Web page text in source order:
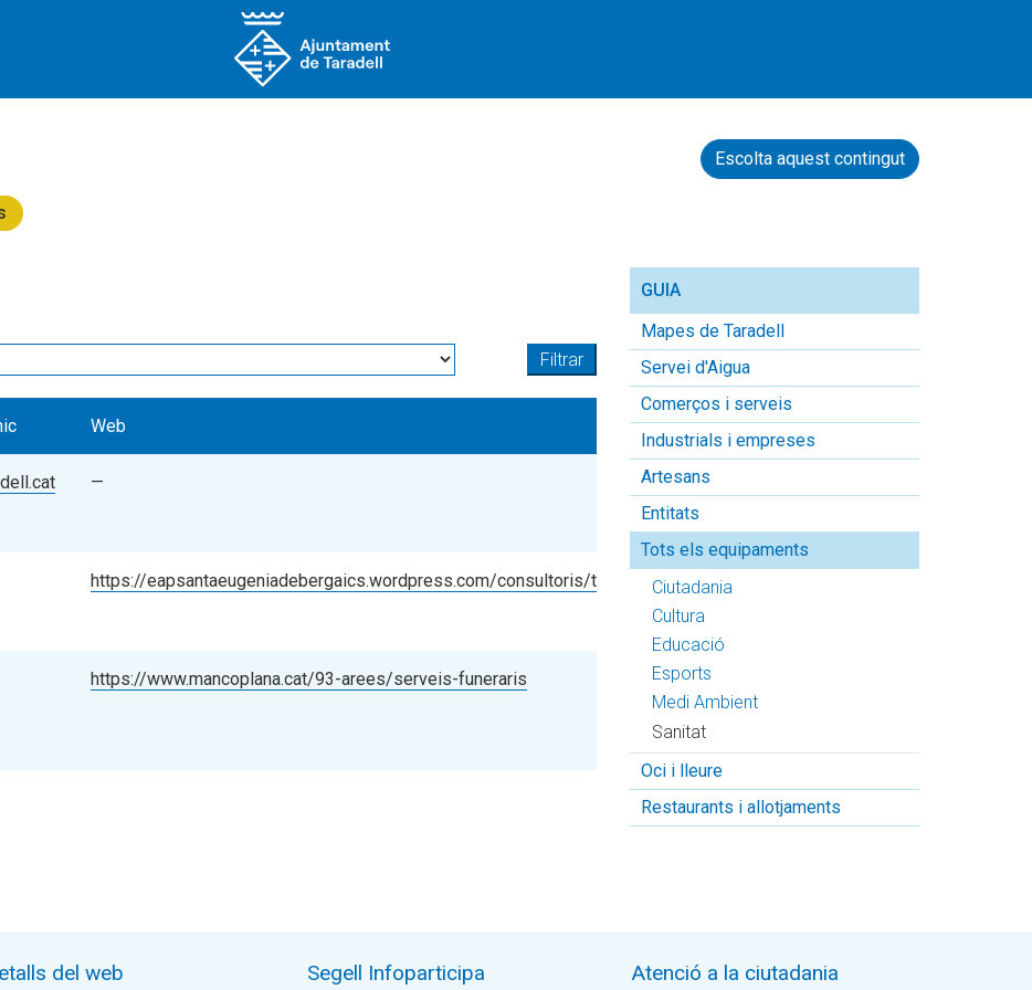
= ed.id_entitat and e.registre_actiu = 1 and ed.id_directori= 20117 order by e.nom_entitat
Escolta aquest contingut
Web
—
https://eapsantaeugeniadebergaics.wordpress.com/consultoris/taradell/
https://www.mancoplana.cat/93-arees/serveis-funeraris
GUIA
Mapes de Taradell
Servei d'Aigua
Comerços i serveis
Industrials i empreses
Artesans
Entitats
Tots els equipaments
Ciutadania
Cultura
Educació
Esports
Medi Ambient
Sanitat
Oci i lleure
Restaurants i allotjaments
del web Segell Infoparticipa Atenció a la ciutadania